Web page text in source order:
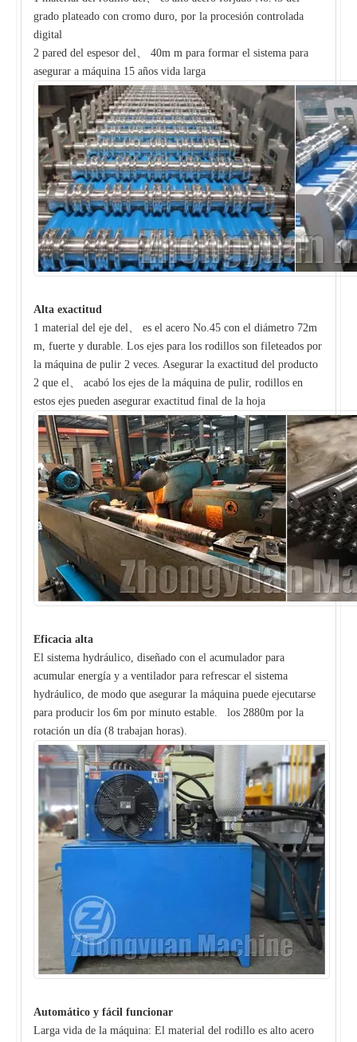
grado plateado con cromo duro, por la procesión controlada
digital
2 pared del espesor del、 40m m para formar el sistema para
asegurar a máquina 15 años vida larga
Alta exactitud
1 material del eje del、 es el acero No.45 con el diámetro 72m
m, fuerte y durable. Los ejes para los rodillos son fileteados por
la máquina de pulir 2 veces. Asegurar la exactitud del producto
2 que el、 acabó los ejes de la máquina de pulir, rodillos en
estos ejes pueden asegurar exactitud final de la hoja
Eficacia alta
El sistema hydráulico, diseñado con el acumulador para
acumular energía y a ventilador para refrescar el sistema
hydráulico, de modo que asegurar la máquina puede ejecutarse
para producir los 6m por minuto estable. los 2880m por la
rotación un día (8 trabajan horas).
Automático y fácil funcionar
Larga vida de la máquina: El material del rodillo es alto acero